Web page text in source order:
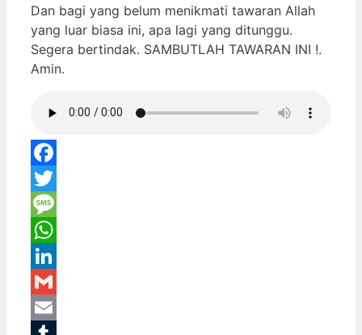
Dan bagi yang belum menikmati tawaran Allah
yang luar biasa ini, apa lagi yang ditunggu.
Segera bertindak. SAMBUTLAH TAWARAN INI !.
Amin.
Facebook
Twitter
Message
WhatsApp
LinkedIn
Gmail